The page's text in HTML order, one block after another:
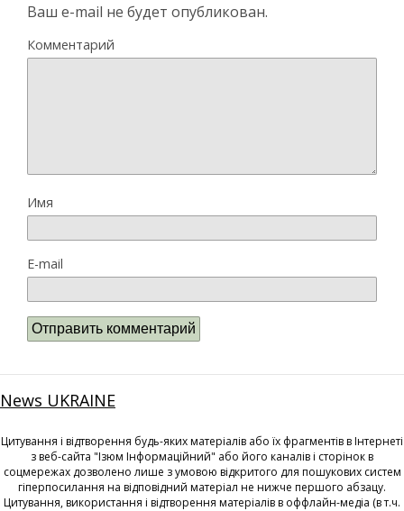
Ваш e-mail не будет опубликован.
Комментарий
Имя
E-mail
News UKRAINE
Цитування і відтворення будь-яких матеріалів або їх фрагментів в Інтернеті
з веб-сайта "Ізюм Інформаційний" або його каналів і сторінок в
соцмережах дозволено лише з умовою відкритого для пошукових систем
гіперпосилання на відповідний матеріал не нижче першого абзацу.
Цитування, використання і відтворення матеріалів в оффлайн-медіа (в т.ч.